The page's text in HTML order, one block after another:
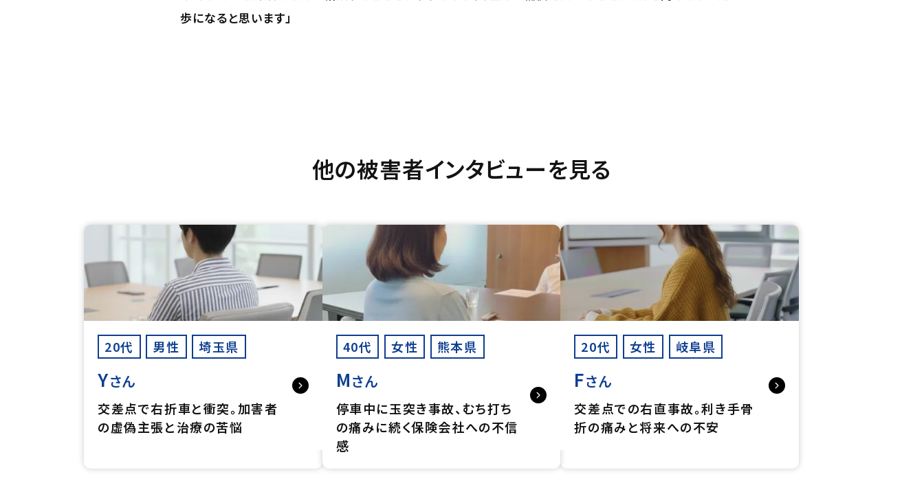
歩になると思います」
他の被害者インタビューを見る
20代 男性 埼玉県
Yさん
交差点で右折車と衝突。加害者
の虚偽主張と治療の苦悩
40代 女性 熊本県
Mさん
停車中に玉突き事故、むち打ち
の痛みに続く保険会社への不信
感
20代 女性 岐阜県
Fさん
交差点での右直事故。利き手骨
折の痛みと将来への不安